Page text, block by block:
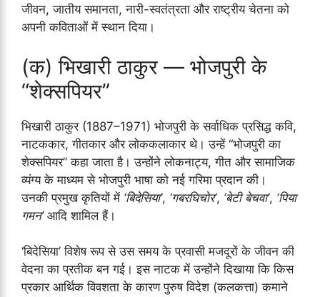
जीवन, जातीय समानता, नारी-स्वतंत्रता और राष्ट्रीय चेतना को
अपनी कविताओं में स्थान दिया।
(क) भिखारी ठाकुर — भोजपुरी के
“शेक्सपियर”
भिखारी ठाकुर (1887–1971) भोजपुरी के सर्वाधिक प्रसिद्ध कवि,
नाटककार, गीतकार और लोककलाकार थे। उन्हें “भोजपुरी का
शेक्सपियर” कहा जाता है। उन्होंने लोकनाट्य, गीत और सामाजिक
व्यंग्य के माध्यम से भोजपुरी भाषा को नई गरिमा प्रदान की।
उनकी प्रमुख कृतियों में ‘बिदेसिया’, ‘गबरघिचोर’, ‘बेटी बेचवा’, ‘पिया
गमन’आदि शामिल हैं।
‘बिदेसिया’ विशेष रूप से उस समय के प्रवासी मजदूरों के जीवन की
वेदना का प्रतीक बन गई। इस नाटक में उन्होंने दिखाया कि किस
प्रकार आर्थिक विवशता के कारण पुरुष विदेश (कलकत्ता) कमाने